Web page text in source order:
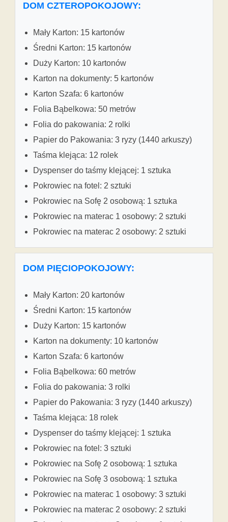
DOM CZTEROPOKOJOWY:
Mały Karton: 15 kartonów
Średni Karton: 15 kartonów
Duży Karton: 10 kartonów
Karton na dokumenty: 5 kartonów
Karton Szafa: 6 kartonów
Folia Bąbelkowa: 50 metrów
Folia do pakowania: 2 rolki
Papier do Pakowania: 3 ryzy (1440 arkuszy)
Taśma klejąca: 12 rolek
Dyspenser do taśmy klejącej: 1 sztuka
Pokrowiec na fotel: 2 sztuki
Pokrowiec na Sofę 2 osobową: 1 sztuka
Pokrowiec na materac 1 osobowy: 2 sztuki
Pokrowiec na materac 2 osobowy: 2 sztuki
DOM PIĘCIOPOKOJOWY:
Mały Karton: 20 kartonów
Średni Karton: 15 kartonów
Duży Karton: 15 kartonów
Karton na dokumenty: 10 kartonów
Karton Szafa: 6 kartonów
Folia Bąbelkowa: 60 metrów
Folia do pakowania: 3 rolki
Papier do Pakowania: 3 ryzy (1440 arkuszy)
Taśma klejąca: 18 rolek
Dyspenser do taśmy klejącej: 1 sztuka
Pokrowiec na fotel: 3 sztuki
Pokrowiec na Sofę 2 osobową: 1 sztuka
Pokrowiec na Sofę 3 osobową: 1 sztuka
Pokrowiec na materac 1 osobowy: 3 sztuki
Pokrowiec na materac 2 osobowy: 2 sztuki